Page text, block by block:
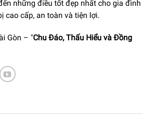
quý khách.
GÒN CAM KẾT:
chóng toàn quốc.
những điều tốt đẹp nhất cho gia đình
cao cấp, an toàn và tiện lợi.
Gòn – "Chu Đáo, Thấu Hiểu và Đồng